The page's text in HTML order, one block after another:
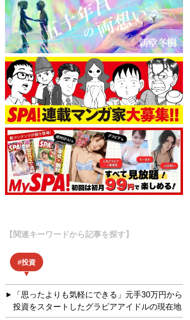
【関連キーワードから記事を探す】
投資
「思ったよりも気軽にできる」元手30万円から
投資をスタートしたグラビアアイドルの現在地